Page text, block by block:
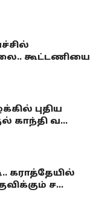
கூட்டணியை
புதிய
காந்தி வ...
கராத்தேயில்
ச...